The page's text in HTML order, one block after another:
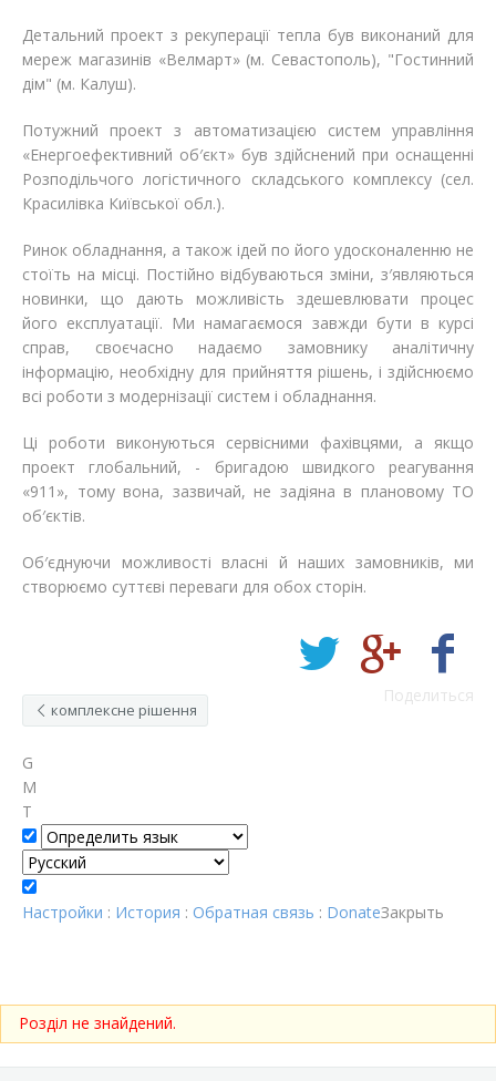
Детальний проект з рекуперації тепла був виконаний для
мереж магазинів «Велмарт» (м. Севастополь), "Гостинний
дім" (м. Калуш).
Потужний проект з автоматизацією систем управління
«Енергоефективний об′єкт» був здійснений при оснащенні
Розподільчого логістичного складського комплексу (сел.
Красилівка Київської обл.).
Ринок обладнання, а також ідей по його удосконаленню не
стоїть на місці. Постійно відбуваються зміни, з′являються
новинки, що дають можливість здешевлювати процес
його експлуатації. Ми намагаємося завжди бути в курсі
справ, своєчасно надаємо замовнику аналітичну
інформацію, необхідну для прийняття рішень, і здійснюємо
всі роботи з модернізації систем і обладнання.
Ці роботи виконуються сервісними фахівцями, а якщо
проект глобальний, - бригадою швидкого реагування
«911», тому вона, зазвичай, не задіяна в плановому ТО
об′єктів.
Об′єднуючи можливості власні й наших замовників, ми
створюємо суттєві переваги для обох сторін.
Поделиться
комплексне рішення
G
M
T
Настройки : История : Обратная связь : DonateЗакрыть
Розділ не знайдений.